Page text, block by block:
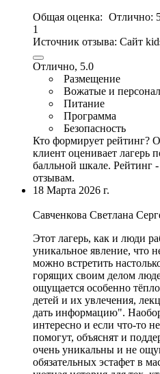
Общая оценка: Отлично:
1
Источник отзыва: Сайт
Отлично, 5.0
Размещение
Вожатые и персонал
Питание
Программа
Безопасность
Кто формирует рейтинг?
клиент оценивает лагерь
балльной шкале. Рейтинг
отзывам.
18 Марта 2026 г.
Савченкова Светлана
Этот лагерь, как и люди
уникальное явление, что
можно встретить
горящих своим делом
ощущается особенно
детей и их увлечения,
дать информацию".
интересно и если что-то
помогут, объяснят и
очень уникальны и не
обязательных эстафет в